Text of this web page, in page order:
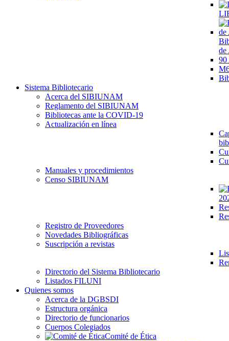
de
90
Sistema Bibliotecario
Acerca del SIBIUNAM
Reglamento del SIBIUNAM
Bibliotecas ante la COVID-19
Actualización en línea
Manuales y procedimientos
Censo SIBIUNAM
Registro de Proveedores
Novedades Bibliográficas
Suscripción a revistas
Directorio del Sistema Bibliotecario
Listados FILUNI
Quienes somos
Acerca de la DGBSDI
Estructura orgánica
Directorio de funcionarios
Cuerpos Colegiados
Comité de Ética